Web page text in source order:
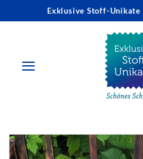
Inhalt
Exklusive Stoff-Unikate